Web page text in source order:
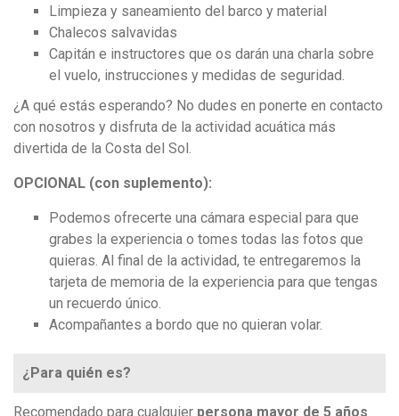
Limpieza y saneamiento del barco y material
Chalecos salvavidas
Capitán e instructores que os darán una charla sobre
el vuelo, instrucciones y medidas de seguridad.
¿A qué estás esperando? No dudes en ponerte en contacto
con nosotros y disfruta de la actividad acuática más
divertida de la Costa del Sol.
OPCIONAL (con suplemento):
Podemos ofrecerte una cámara especial para que
grabes la experiencia o tomes todas las fotos que
quieras. Al final de la actividad, te entregaremos la
tarjeta de memoria de la experiencia para que tengas
un recuerdo único.
Acompañantes a bordo que no quieran volar.
¿Para quién es?
Recomendado para cualquier persona mayor de 5 años